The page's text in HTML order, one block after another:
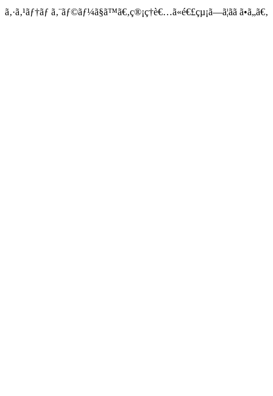
ã‚·ã‚¹ãƒ†ãƒ ã‚¨ãƒ©ãƒ¼ã§ã™ã€‚ç®¡ç†è€…ã«é€£çµ¡ã—ã¦ãã ã•ã„ã€‚